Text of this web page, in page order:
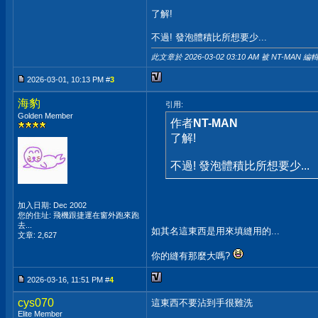
了解!
不過! 發泡體積比所想要少...
此文章於 2026-03-02 03:10 AM 被 NT-MAN 編
2026-03-01, 10:13 PM #3
海豹
Golden Member
加入日期: Dec 2002
您的住址: 飛機跟捷運在窗外跑來跑
去...
文章: 2,627
引用:
作者NT-MAN
了解!
不過! 發泡體積比所想要少...
如其名這東西是用來填縫用的...
你的縫有那麼大嗎?
2026-03-16, 11:51 PM #4
cys070
Elite Member
這東西不要沾到手很難洗